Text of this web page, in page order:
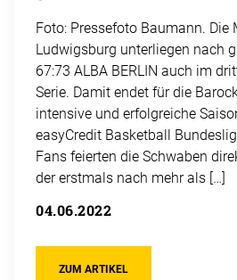
Foto: Pressefoto Baumann. Die
Ludwigsburg unterliegen nach
67:73 ALBA BERLIN auch im
Serie. Damit endet für die
intensive und erfolgreiche
easyCredit Basketball
Fans feierten die Schwaben
der erstmals nach mehr als […]
04.06.2022
ZUM ARTIKEL